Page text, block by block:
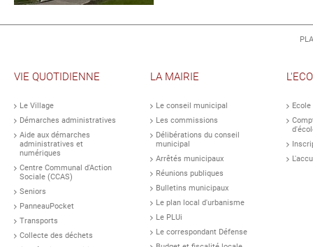
VIE QUOTIDIENNE
Le Village
Démarches administratives
Aide aux démarches
administratives et
numériques
Centre Communal d'Action
Sociale (CCAS)
Seniors
PanneauPocket
Transports
Collecte des déchets
LA MAIRIE
Le conseil municipal
Les commissions
Délibérations du conseil
municipal
Arrêtés municipaux
Réunions publiques
Bulletins municipaux
Le plan local d'urbanisme
Le PLUi
Le correspondant Défense